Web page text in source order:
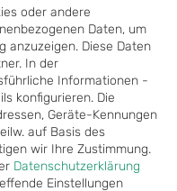
oder andere
Daten, um
anzuzeigen. Diese Daten
In der
Informationen -
konfigurieren. Die
Geräte-Kennungen
auf Basis des
wir Ihre Zustimmung.
Datenschutzerklärung
Einstellungen